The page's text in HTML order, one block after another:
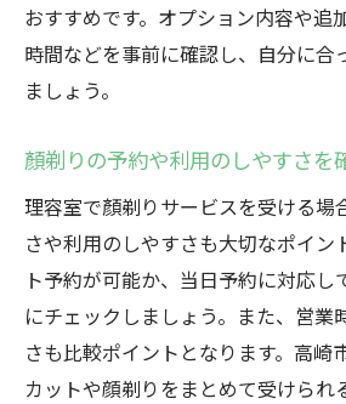
おすすめです。オプション内容や追
時間などを事前に確認し、自分に合
ましょう。
顏剃りの予約や利用のしやすさを
理容室で顏剃りサービスを受ける場
さや利用のしやすさも大切なポイン
ト予約が可能か、当日予約に対応
にチェックしましょう。また、営業
さも比較ポイントとなります。高崎
カットや顔剃りをまとめて受けられ